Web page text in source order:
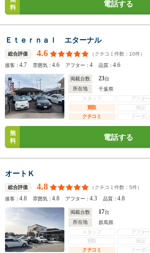
料
電話する
Ｅｔｅｒｎａｌ エターナル
総合評価 4.6 （クチコミ件数： 10件）
接客：4.7 雰囲気：4.6 アフター：4 品質：4.6
掲載台数 23台
所在地
千葉県
スタッフ
アフター
買取
保証
クチコミ
クーポン
無
料
電話する
オートＫ
総合評価 4.8 （クチコミ件数： 5件）
接客：4.8 雰囲気：4.8 アフター：4.3 品質：4.8
掲載台数 17台
所在地
群馬県
スタッフ
アフター
買取
保証
クチコミ
クーポン